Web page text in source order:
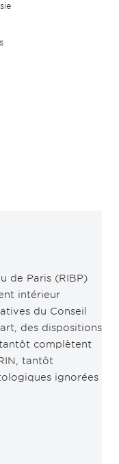
de Paris (RIBP)
intérieur
du Conseil
des dispositions
complètent
tantôt
ignorées